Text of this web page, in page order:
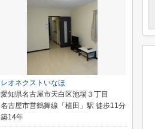
レオネクストいなほ
愛知県名古屋市天白区池場３丁目
名古屋市営鶴舞線「植田」駅 徒歩11分
築14年